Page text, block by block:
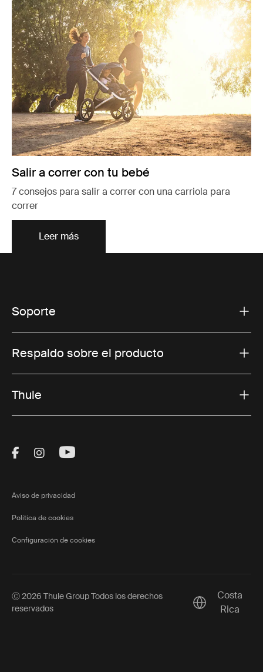
Salir a correr con tu bebé
7 consejos para salir a correr con una carriola para
correr
Leer más
Soporte
Respaldo sobre el producto
Thule
Visit Thule on Facebook (external link)
Visit Thule on Instagram (external link)
Visit Thule on Youtube (external
Aviso de privacidad
Política de cookies
Configuración de cookies
Ⓒ 2026 Thule Group Todos los derechos
reservados
Current
Costa
Rica